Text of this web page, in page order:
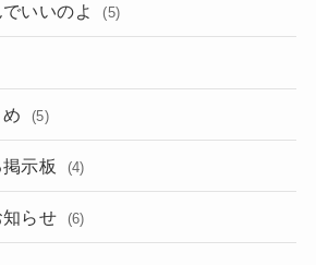
いいのよ (5)
(5)
示板 (4)
らせ (6)